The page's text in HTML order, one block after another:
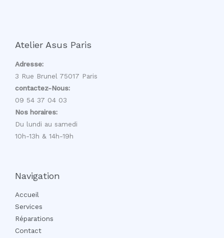
Atelier Asus Paris
Adresse:
3 Rue Brunel 75017 Paris
contactez-Nous:
09 54 37 04 03
Nos horaires:
Du lundi au samedi
10h-13h & 14h-19h
Navigation
Accueil
Services
Réparations
Contact